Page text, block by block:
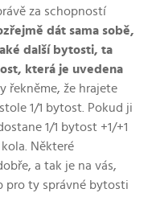
za schopností
dát sama sobě,
další bytosti, ta
která je uvedena
řekněme, že hrajete
1/1 bytost. Pokud ji
1/1 bytost +1/+1
Některé
a tak je na vás,
pro ty správné bytosti